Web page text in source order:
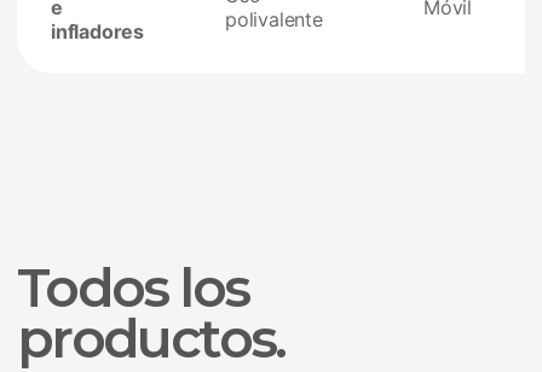
e
infladores
polivalente
Móvil
Todos los
productos.